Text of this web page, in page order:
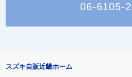
06-6105-
スズキ自販近畿ホーム